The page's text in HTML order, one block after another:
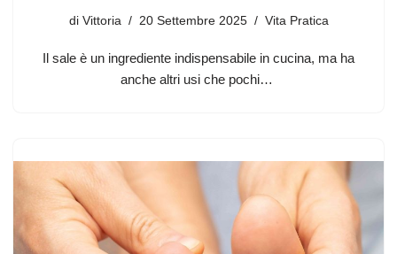
di Vittoria 20 Settembre 2025 Vita Pratica
Il sale è un ingrediente indispensabile in cucina, ma ha
anche altri usi che pochi…